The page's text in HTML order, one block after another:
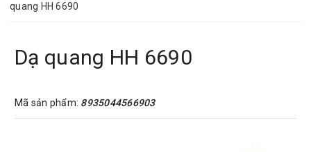
quang HH 6690
Dạ quang HH 6690
Mã sản phẩm: 8935044566903